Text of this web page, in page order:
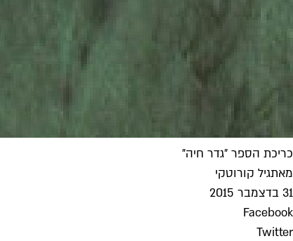
כריכת הספר "גדר חיה"
מאתגיל קורוטקי
31 בדצמבר 2015
Facebook
Twitter